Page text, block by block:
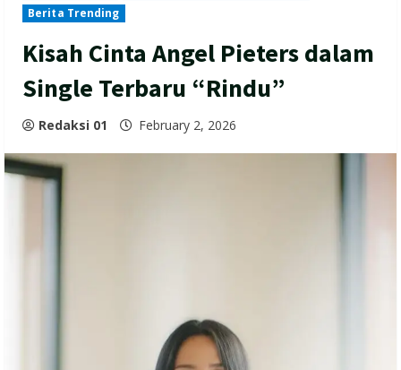
Berita Trending
Kisah Cinta Angel Pieters dalam
Single Terbaru “Rindu”
Redaksi 01 February 2, 2026